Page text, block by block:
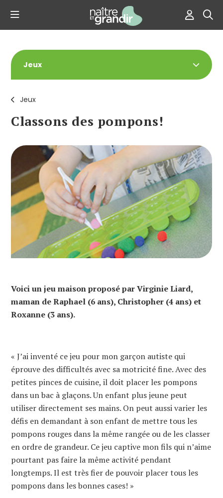
Jeux
Classons des pompons!
Jeux
Voici un jeu maison proposé par Virginie Liard,
maman de Raphael (6 ans), Christopher (4 ans) et
Roxanne (3 ans).
« J’ai inventé ce jeu pour mon garçon autiste qui
éprouve des difficultés avec sa motricité fine. Avec des
petites pinces de cuisine, il doit placer les pompons
dans un bac à glaçons. Un enfant plus jeune peut
utiliser directement ses mains. On peut aussi varier les
défis en demandant à son enfant de mettre tous les
pompons rouges dans la même rangée ou de les classer
en ordre de grandeur. Ce jeu captive mon fils qui n’aime
pourtant pas faire la même activité pendant
longtemps. Il est très fier de pouvoir placer tous les
pompons dans les bonnes cases! »